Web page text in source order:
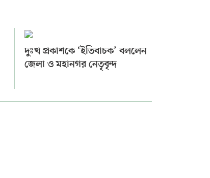
দুঃখ প্রকাশকে ‘ইতিবাচক’ বললেন
জেলা ও মহানগর নেতৃবৃন্দ